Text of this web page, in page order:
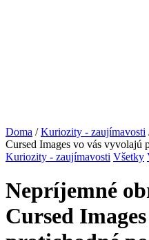
Doma /Kuriozity - zaujímavosti
Cursed Images vo vás vyvolajú
Kuriozity - zaujímavosti Všetky
Nepríjemné
Cursed